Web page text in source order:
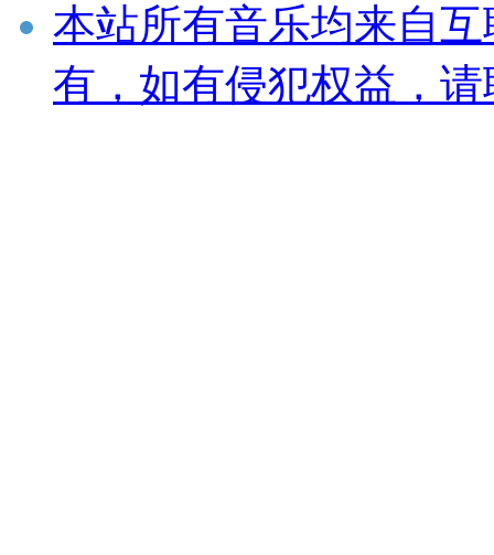
本站所有音乐均来自
有，如有侵犯权益，